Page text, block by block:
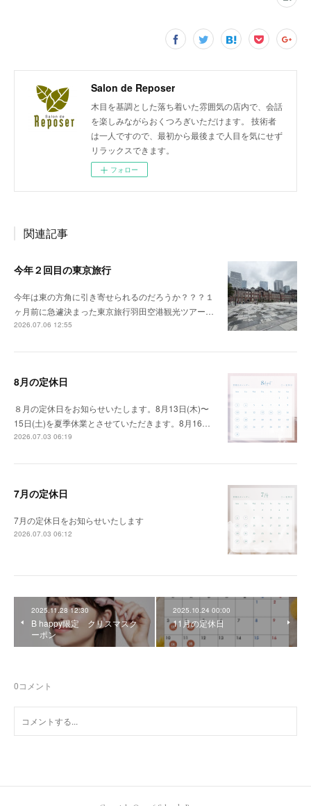
Salon de Reposer
木目を基調とした落ち着いた雰囲気の店内で、会話
を楽しみながらおくつろぎいただけます。 技術者
は一人ですので、最初から最後まで人目を気にせず
リラックスできます。
フォロー
関連記事
今年２回目の東京旅行
今年は東の方角に引き寄せられるのだろうか？？？１
ヶ月前に急遽決まった東京旅行羽田空港観光ツアー…
2026.07.06 12:55
8月の定休日
８月の定休日をお知らせいたします。8月13日(木)〜
15日(土)を夏季休業とさせていただきます。8月16…
2026.07.03 06:19
7月の定休日
7月の定休日をお知らせいたします
2026.07.03 06:12
2025.11.28 12:30
B happy限定 クリスマスク
ーポン
2025.10.24 00:00
11月の定休日
0コメント